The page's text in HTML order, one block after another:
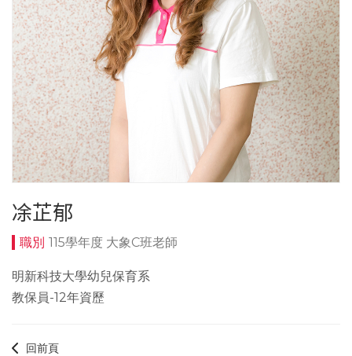
凃芷郁
115學年度 大象C班老師
明新科技大學幼兒保育系
教保員-12年資歷
回前頁